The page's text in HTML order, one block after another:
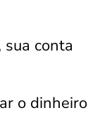
conta
o dinheiro